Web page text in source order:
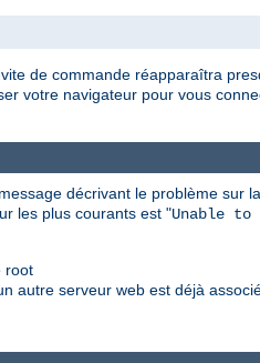
de commande réapparaîtra
votre navigateur pour vous
décrivant le problème sur
les plus courants est "Unable
root
autre serveur web est déjà